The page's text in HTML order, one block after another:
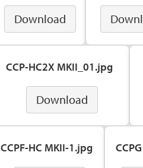
Download
CCP-HC2X MKII_01.jpg
Download
CCPF-HC MKII-1.jpg